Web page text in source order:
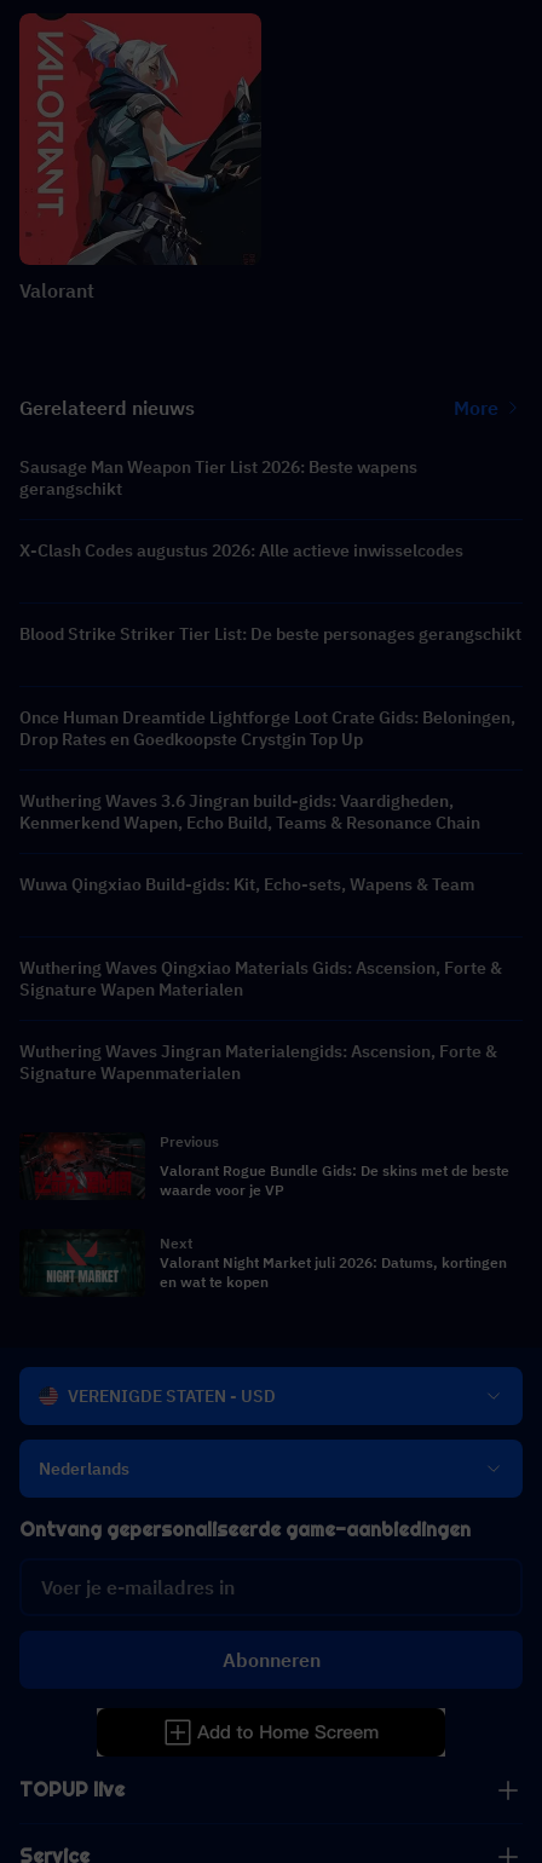
Valorant
Gerelateerd nieuws More
Sausage Man Weapon Tier List 2026: Beste wapens
gerangschikt
X-Clash Codes augustus 2026: Alle actieve inwisselcodes
Blood Strike Striker Tier List: De beste personages gerangschikt
Once Human Dreamtide Lightforge Loot Crate Gids: Beloningen,
Drop Rates en Goedkoopste Crystgin Top Up
Wuthering Waves 3.6 Jingran build-gids: Vaardigheden,
Kenmerkend Wapen, Echo Build, Teams & Resonance Chain
Wuwa Qingxiao Build-gids: Kit, Echo-sets, Wapens & Team
Wuthering Waves Qingxiao Materials Gids: Ascension, Forte &
Signature Wapen Materialen
Wuthering Waves Jingran Materialengids: Ascension, Forte &
Signature Wapenmaterialen
Previous
Valorant Rogue Bundle Gids: De skins met de beste
waarde voor je VP
Next
Valorant Night Market juli 2026: Datums, kortingen
en wat te kopen
VERENIGDE STATEN - USD
Nederlands
TOPUP live
Service
Ontvang gepersonaliseerde game-aanbiedingen
Abonneren